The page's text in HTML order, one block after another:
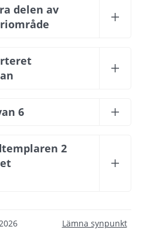
delen av
6
2
Lämna synpunkt